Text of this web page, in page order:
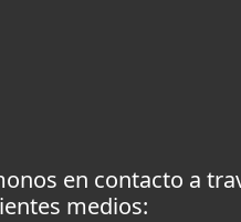
en contacto a
medios: